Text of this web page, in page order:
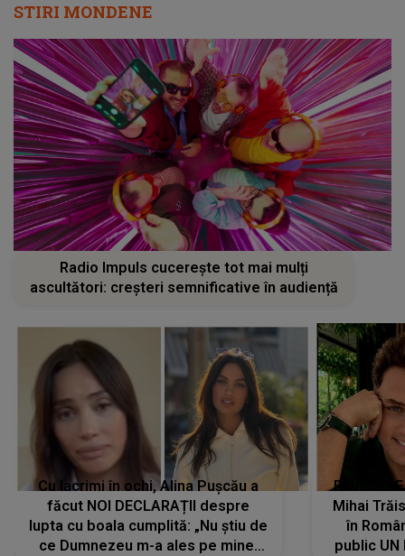
STIRI MONDENE
Radio Impuls cucerește tot mai mulți
ascultători: creșteri semnificative în audiență
Cu lacrimi în ochi, Alina Pușcău a
făcut NOI DECLARAȚII despre
lupta cu boala cumplită: „Nu știu de
ce Dumnezeu m-a ales pe mine.
Mihai
în
public UN